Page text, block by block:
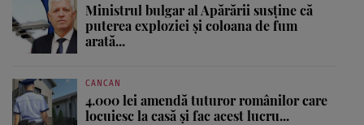
Ministrul bulgar al Apărării susține că
puterea exploziei și coloana de fum
arată...
CANCAN
4.000 lei amendă tuturor românilor care
locuiesc la casă și fac acest lucru...